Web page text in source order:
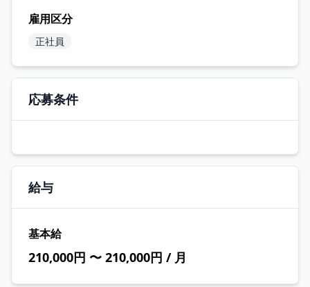
雇用区分
正社員
応募条件
給与
基本給
210,000円 〜 210,000円 / 月